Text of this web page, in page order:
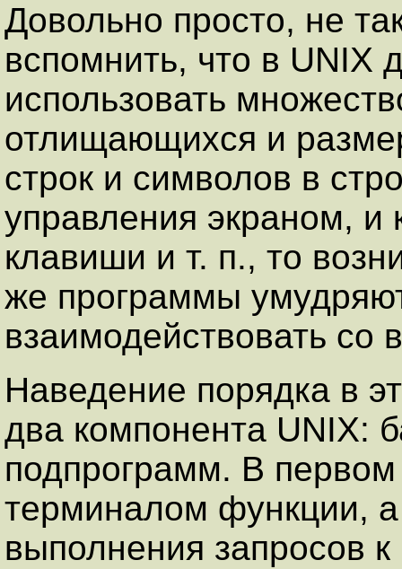
Довольно просто, не
вспомнить, что в
использовать
отлищающихся и
строк и символов в
управления экраном, и
клавиши и т. п., то
же программы
взаимодействовать со
Наведение порядка в
два компонента UNIX:
подпрограмм. В
терминалом функции, а
выполнения запросов